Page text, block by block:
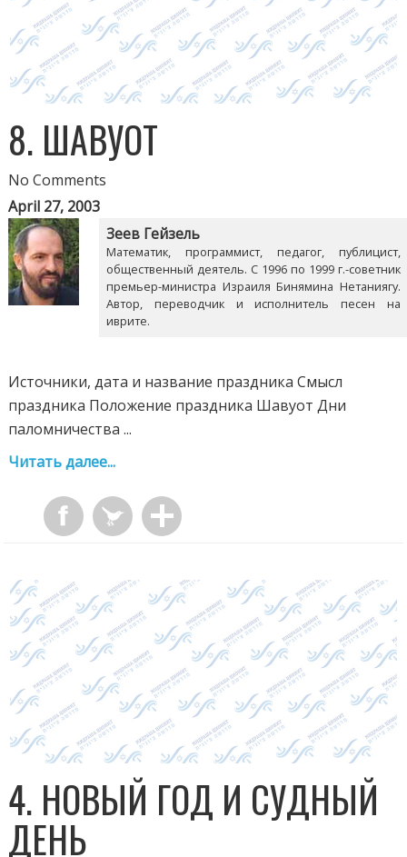
8. ШАВУОТ
No Comments
April 27, 2003
Зеев Гейзель
Математик, программист, педагог, публицист,
общественный деятель. С 1996 по 1999 г.-советник
премьер-министра Израиля Бинямина Нетаниягу.
Автор, переводчик и исполнитель песен на
иврите.
Источники, дата и название праздника Смысл
праздника Положение праздника Шавуот Дни
паломничества ...
Читать далее...
4. НОВЫЙ ГОД И СУДНЫЙ
ДЕНЬ